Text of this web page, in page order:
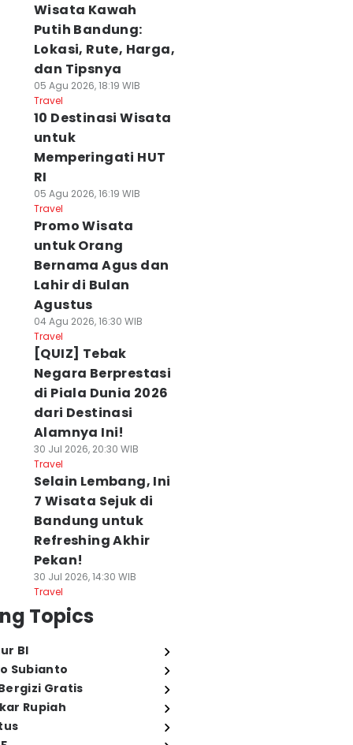
Wisata Kawah
Putih Bandung:
Lokasi, Rute, Harga,
dan Tipsnya
05 Agu 2026, 18:19 WIB
Travel
10 Destinasi Wisata
untuk
Memperingati HUT
RI
05 Agu 2026, 16:19 WIB
Travel
Promo Wisata
untuk Orang
Bernama Agus dan
Lahir di Bulan
Agustus
04 Agu 2026, 16:30 WIB
Travel
[QUIZ] Tebak
Negara Berprestasi
di Piala Dunia 2026
dari Destinasi
Alamnya Ini!
30 Jul 2026, 20:30 WIB
Travel
Selain Lembang, Ini
7 Wisata Sejuk di
Bandung untuk
Refreshing Akhir
Pekan!
30 Jul 2026, 14:30 WIB
Travel
Topics
BI
Subianto
Gratis
Rupiah